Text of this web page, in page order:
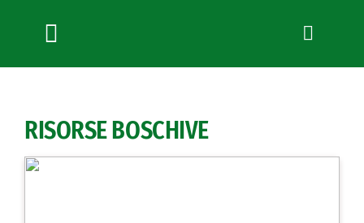
Toggle
Navigation
News
Bandi
RISORSE BOSCHIVE